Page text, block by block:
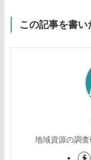
この記事を書い
地域資源の調査